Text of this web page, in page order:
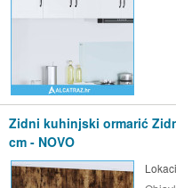
Zidni kuhinjski ormarić
cm - NOVO